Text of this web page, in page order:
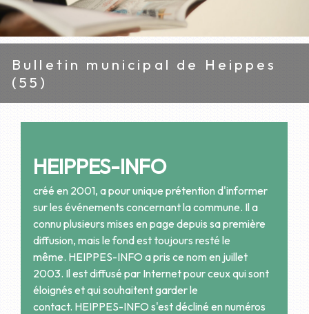
Bulletin municipal de Heippes
(55)
HEIPPES-INFO
créé en 2001, a pour unique prétention d'informer
sur les événements concernant la commune. Il a
connu plusieurs mises en page depuis sa première
diffusion, mais le fond est toujours resté le
même. HEIPPES-INFO a pris ce nom en juillet
2003. Il est diffusé par Internet pour ceux qui sont
éloignés et qui souhaitent garder le
contact. HEIPPES-INFO s'est décliné en numéros